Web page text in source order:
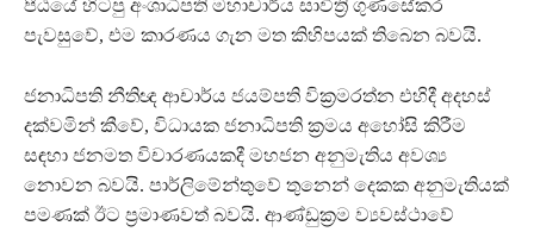
පීඨයේ හිටපු අංශාධිපති මහාචාර්ය සාවිත්‍රි ගුණසේකර
පැවසුවේ, එම කාරණය ගැන මත කිහිපයක් තිබෙන බවයි.
ජනාධිපති නීතිඥ ආචාර්ය ජයම්පති වික්‍රමරත්න එහිදී අදහස්
දක්වමින් කීවේ, විධායක ජනාධිපති ක්‍රමය අහෝසි කිරීම
සඳහා ජනමත විචාරණයකදී මහජන අනුමැතිය අවශ්‍ය
නොවන බවයි. පාර්ලිමේන්තුවේ තුනෙන් දෙකක අනුමැතියක්
පමණක් ඊට ප්‍රමාණවත් බවයි. ආණ්ඩුක්‍රම ව්‍යවස්ථාවේ